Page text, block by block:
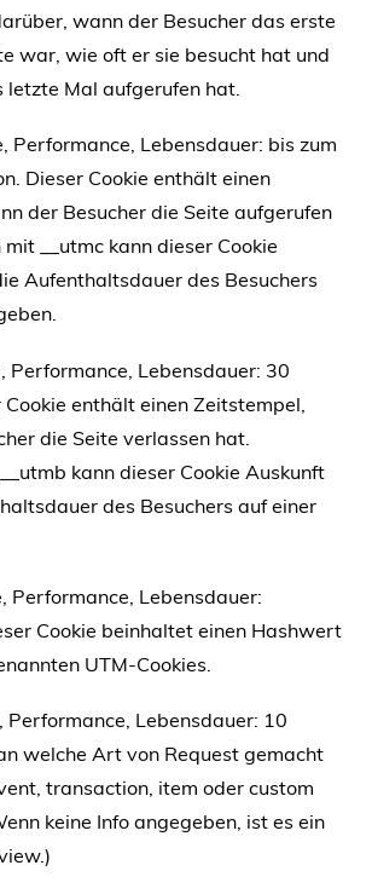
wann der Besucher das erste
war, wie oft er sie besucht hat und
letzte Mal aufgerufen hat.
Performance, Lebensdauer: bis zum
Dieser Cookie enthält einen
der Besucher die Seite aufgerufen
__utmc kann dieser Cookie
Aufenthaltsdauer des Besuchers
Performance, Lebensdauer: 30
enthält einen Zeitstempel,
die Seite verlassen hat.
kann dieser Cookie Auskunft
des Besuchers auf einer
Performance, Lebensdauer:
Cookie beinhaltet einen Hashwert
UTM-Cookies.
Performance, Lebensdauer: 10
welche Art von Request gemacht
transaction, item oder custom
keine Info angegeben, ist es ein